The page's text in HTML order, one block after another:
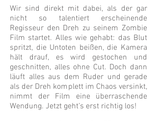
Wir sind direkt mit dabei, als der gar
nicht so talentiert erscheinende
Regisseur den Dreh zu seinem Zombie
Film startet. Alles wie gehabt: das Blut
spritzt, die Untoten beißen, die Kamera
hält drauf, es wird gestochen und
geschnitten, alles ohne Cut. Doch dann
läuft alles aus dem Ruder und gerade
als der Dreh komplett im Chaos versinkt,
nimmt der Film eine überraschende
Wendung. Jetzt geht’s erst richtig los!